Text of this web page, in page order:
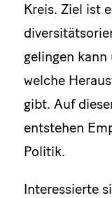
Kreis. Ziel ist
gelingen kann
welche
gibt. Auf
entstehen
Politik.
Interessierte